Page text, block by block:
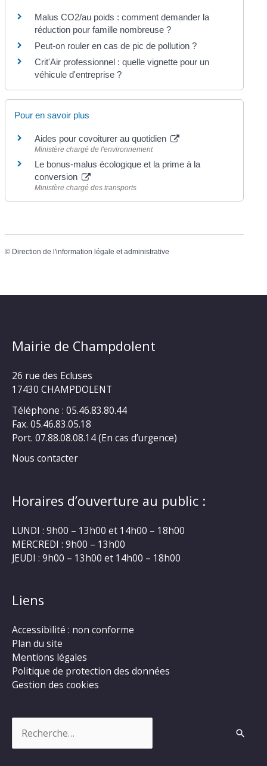
Malus CO2/au poids : comment demander la
réduction pour famille nombreuse ?
Peut-on rouler en cas de pic de pollution ?
Crit'Air professionnel : quelle vignette pour un
véhicule d'entreprise ?
Pour en savoir plus
Aides pour covoiturer au quotidien
Ministère chargé de l'environnement
Le bonus-malus écologique et la prime à la
conversion
Ministère chargé des transports
© Direction de l'information légale et administrative
Mairie de Champdolent
26 rue des Ecluses
17430 CHAMPDOLENT
Téléphone : 05.46.83.80.44
Fax. 05.46.83.05.18
Port. 07.88.08.08.14 (En cas d’urgence)
Nous contacter
Horaires d’ouverture au public :
LUNDI : 9h00 – 13h00 et 14h00 – 18h00
MERCREDI : 9h00 – 13h00
JEUDI : 9h00 – 13h00 et 14h00 – 18h00
Liens
Accessibilité : non conforme
Plan du site
Mentions légales
Politique de protection des données
Gestion des cookies